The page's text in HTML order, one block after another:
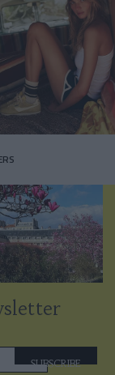
SUBSCRIBE